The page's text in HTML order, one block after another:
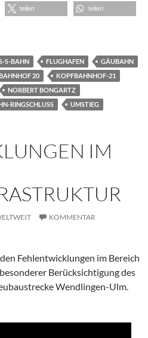
teilen teilen
S-BAHN FLUGHAFEN
GÄUBAHN
20
KOPFBAHNHOF-21
NORBERT BONGARTZ
RINGSCHLUSS UMSTIEG
IM
KOMMENTAR
Fehlentwicklungen im Bereich
Berücksichtigung des
Wendlingen-Ulm.